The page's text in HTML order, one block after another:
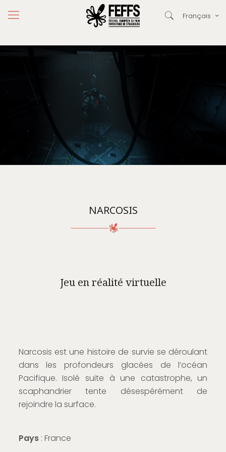
Français
NARCOSIS
Jeu en réalité virtuelle
Narcosis est une histoire de survie se déroulant
dans les profondeurs glacées de l’océan
Pacifique. Isolé suite à une catastrophe, un
scaphandrier tente désespérément de
rejoindre la surface.
Pays: France